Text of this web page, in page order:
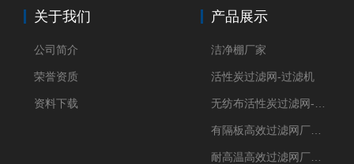
关于我们
公司简介
荣誉资质
资料下载
产品展示
洁净棚厂家
活性炭过滤网-过滤机